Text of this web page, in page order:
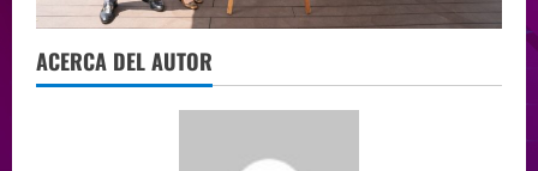
ACERCA DEL AUTOR